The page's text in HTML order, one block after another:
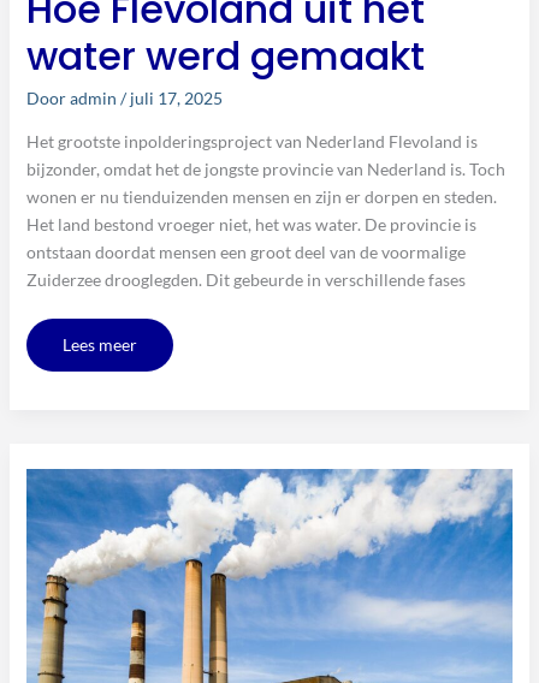
water werd gemaakt
Dooradmin /juli 17, 2025
Het grootste inpolderingsproject van Nederland Flevoland is
bijzonder, omdat het de jongste provincie van Nederland is. Toch
wonen er nu tienduizenden mensen en zijn er dorpen en steden.
Het land bestond vroeger niet, het was water. De provincie is
ontstaan doordat mensen een groot deel van de voormalige
Zuiderzee drooglegden. Dit gebeurde in verschillende fases
Lees meer
slimme
toekomst
van
de
industrie
met
smart
industry